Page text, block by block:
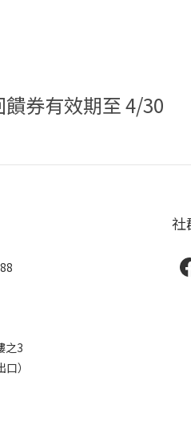
券有效期至 4/30
之3
）
社